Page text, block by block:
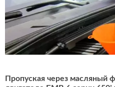
Пропуская через масляный